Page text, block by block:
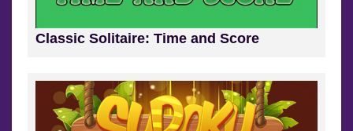
Classic Solitaire: Time and Score